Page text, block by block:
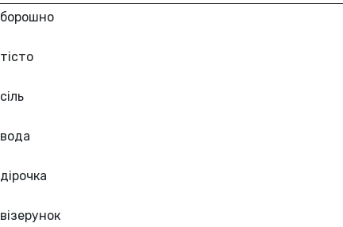
борошно
тісто
сіль
вода
дірочка
візерунок